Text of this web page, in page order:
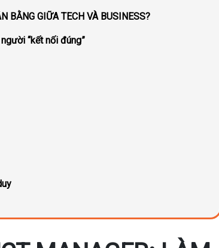
BẰNG GIỮA TECH VÀ BUSINESS?
“kết nối đúng”